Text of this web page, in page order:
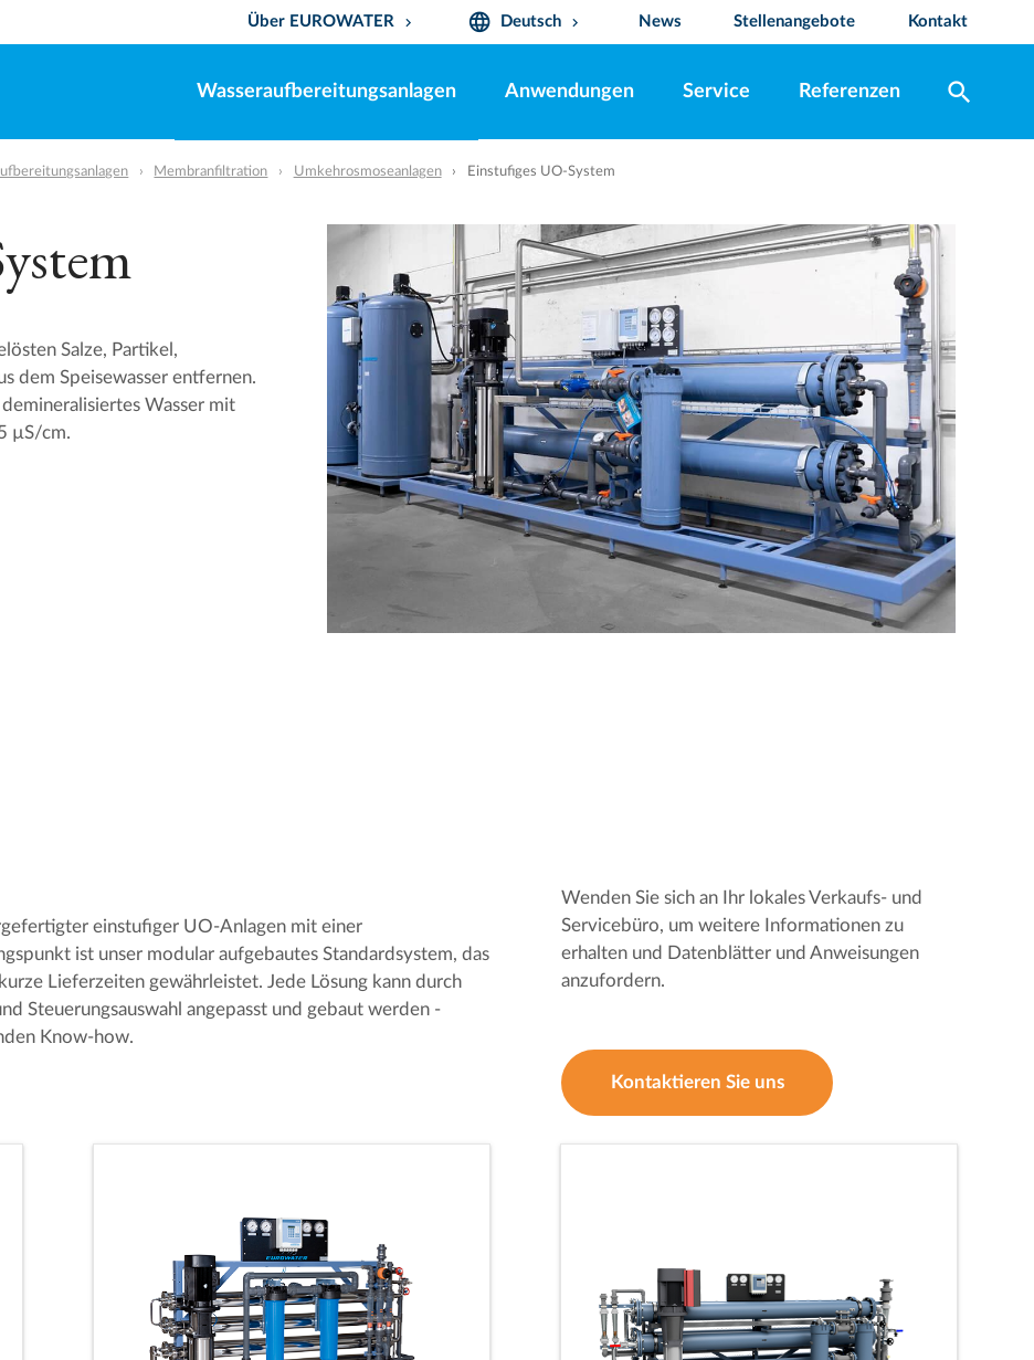
Über EUROWATER keyboard_arrow_down language Deutsch keyboard_arrow_down News Stellenangebote Kontakt
Wasseraufbereitungsanlagen Anwendungen Service Referenzen search
Membranfiltration Umkehrosmoseanlagen Einstufiges UO-System
Salze, Partikel,
dem Speisewasser entfernen.
Wasser mit
µS/cm.
einstufiger UO-Anlagen mit einer
ist unser modular aufgebautes Standardsystem, das
Lieferzeiten gewährleistet. Jede Lösung kann durch
Steuerungsauswahl angepasst und gebaut werden -
Know-how.
Wenden Sie sich an Ihr lokales Verkaufs- und
Servicebüro, um weitere Informationen zu
erhalten und Datenblätter und Anweisungen
anzufordern.
Kontaktieren Sie uns